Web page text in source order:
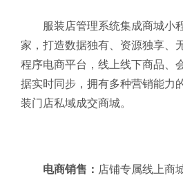
服装店管理系统集成商城小
家，打造数据独有、资源独享、
程序电商平台，线上线下商品、
据实时同步，拥有多种营销能力
装门店私域成交商城。
电商销售： 店铺专属线上商